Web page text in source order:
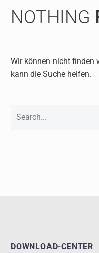
NOTHING
Wir können nicht finden
kann die Suche helfen.
DOWNLOAD-CENTER